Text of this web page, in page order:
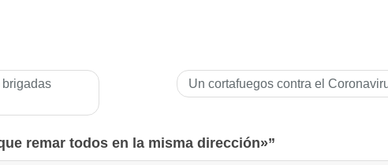
Un cortafuegos contra el
remar todos en la misma dirección»”